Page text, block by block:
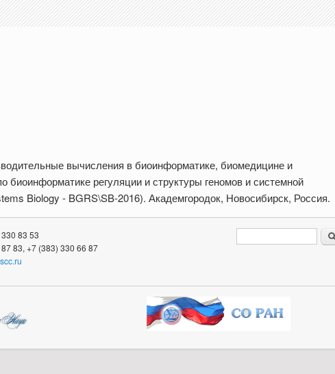
вычисления в биоинформатике, биомедицине и
регуляции и структуры геномов и системной
Biology - BGRS\SB-2016). Академгородок, Новосибирск, Россия.
83 53
83, +7 (383) 330 66 87
Форма поиска